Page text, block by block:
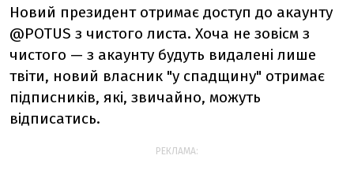
Новий президент отримає доступ до акаунту
@POTUS з чистого листа. Хоча не зовісм з
чистого — з акаунту будуть видалені лише
твіти, новий власник "у спадщину" отримає
підписників, які, звичайно, можуть
відписатись.
РЕКЛАМА: